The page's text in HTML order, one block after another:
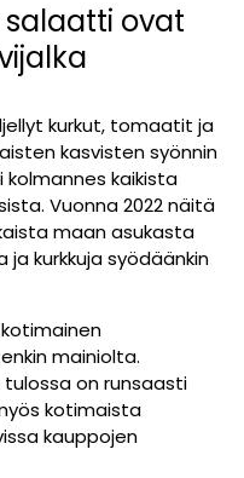
ovat
kurkut, tomaatit ja
kasvisten syönnin
kolmannes kaikista
Vuonna 2022 näitä
maan asukasta
kurkkuja syödäänkin
mainiolta.
on runsaasti
kotimaista
kauppojen